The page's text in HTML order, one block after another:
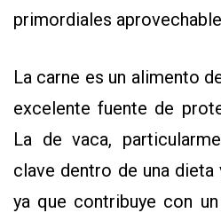
primordiales
La carne es un alimento
excelente fuente de
La de vaca,
clave dentro de una dieta
ya que contribuye con